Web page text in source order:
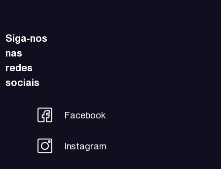
Siga-nos
nas
redes
sociais
Facebook
Instagram